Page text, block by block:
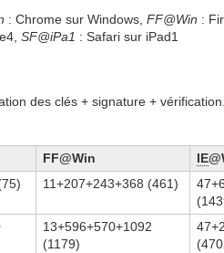
: Chrome sur Windows, FF@Win :
SF@iPa1 : Safari sur iPad1
des clés + signature +
FF@Win IE
11+207+243+368 (461)
13+596+570+1092
(1179)